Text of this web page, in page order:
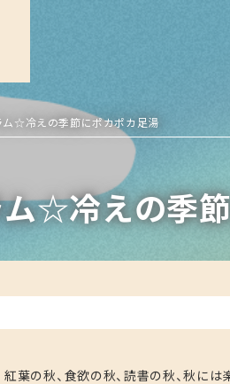
ム☆冷えの季節にポカポカ足湯
☆冷えの季
紅葉の秋、食欲の秋、読書の秋、秋に